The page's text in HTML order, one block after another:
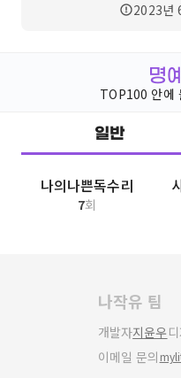
2023년
명
TOP100 안에
일반
나의나쁜독수리
7회
나작유 팀
개발자지윤우
이메일 문의